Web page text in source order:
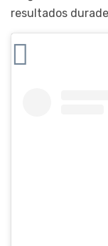
resultados